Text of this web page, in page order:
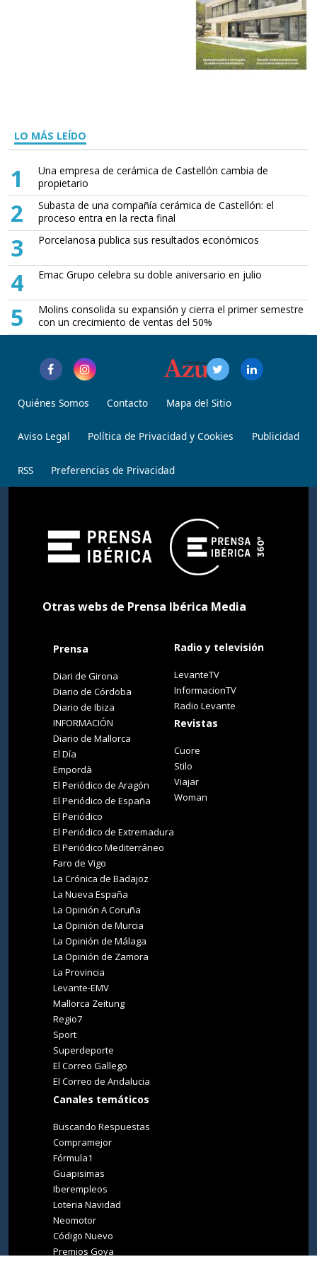
LO MÁS LEÍDO
1
Una empresa de cerámica de Castellón cambia de
propietario
2
Subasta de una compañía cerámica de Castellón: el
proceso entra en la recta final
3 Porcelanosa publica sus resultados económicos
4 Emac Grupo celebra su doble aniversario en julio
5
Molins consolida su expansión y cierra el primer semestre
con un crecimiento de ventas del 50%
Quiénes Somos Contacto Mapa del Sitio
Aviso Legal Política de Privacidad y Cookies Publicidad
RSS Preferencias de Privacidad
Otras webs de Prensa Ibérica Media
Prensa
Diari de Girona
Diario de Córdoba
Diario de Ibiza
INFORMACIÓN
Diario de Mallorca
El Día
Empordà
El Periódico de Aragón
El Periódico de España
El Periódico
El Periódico de Extremadura
El Periódico Mediterráneo
Faro de Vigo
La Crónica de Badajoz
La Nueva España
La Opinión A Coruña
La Opinión de Murcia
La Opinión de Málaga
La Opinión de Zamora
La Provincia
Levante-EMV
Mallorca Zeitung
Regio7
Sport
Superdeporte
El Correo Gallego
El Correo de Andalucia
Canales temáticos
Buscando Respuestas
Compramejor
Fórmula1
Guapisimas
Iberempleos
Loteria Navidad
Neomotor
Código Nuevo
Premios Goya
Radio y televisión
LevanteTV
InformacionTV
Radio Levante
Revistas
Cuore
Stilo
Viajar
Woman